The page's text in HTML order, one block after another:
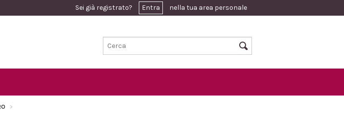
Sei già registrato? Entra nella tua area personale